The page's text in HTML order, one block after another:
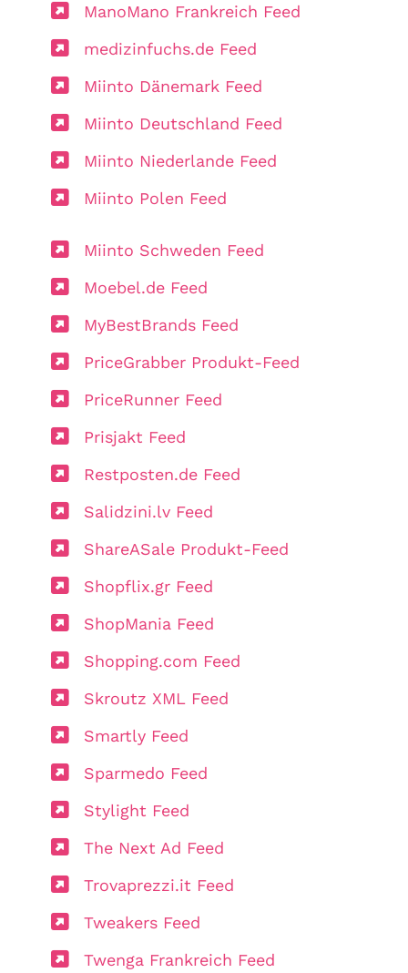
ManoMano Frankreich Feed
medizinfuchs.de Feed
Miinto Dänemark Feed
Miinto Deutschland Feed
Miinto Niederlande Feed
Miinto Polen Feed
Miinto Schweden Feed
Moebel.de Feed
MyBestBrands Feed
PriceGrabber Produkt-Feed
PriceRunner Feed
Prisjakt Feed
Restposten.de Feed
Salidzini.lv Feed
ShareASale Produkt-Feed
Shopflix.gr Feed
ShopMania Feed
Shopping.com Feed
Skroutz XML Feed
Smartly Feed
Sparmedo Feed
Stylight Feed
The Next Ad Feed
Trovaprezzi.it Feed
Tweakers Feed
Twenga Frankreich Feed